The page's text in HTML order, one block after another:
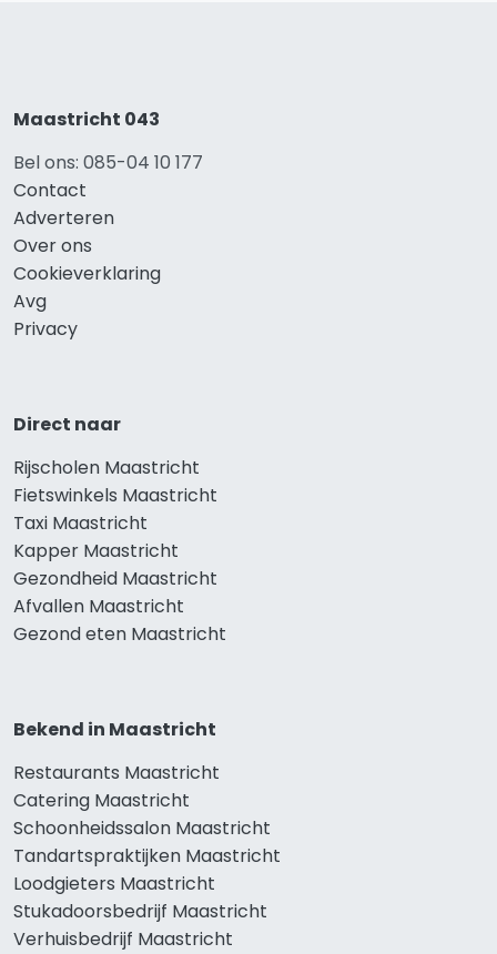
Maastricht 043
Bel ons: 085-04 10 177
Contact
Adverteren
Over ons
Cookieverklaring
Avg
Privacy
Direct naar
Rijscholen Maastricht
Fietswinkels Maastricht
Taxi Maastricht
Kapper Maastricht
Gezondheid Maastricht
Afvallen Maastricht
Gezond eten Maastricht
Bekend in Maastricht
Restaurants Maastricht
Catering Maastricht
Schoonheidssalon Maastricht
Tandartspraktijken Maastricht
Loodgieters Maastricht
Stukadoorsbedrijf Maastricht
Verhuisbedrijf Maastricht